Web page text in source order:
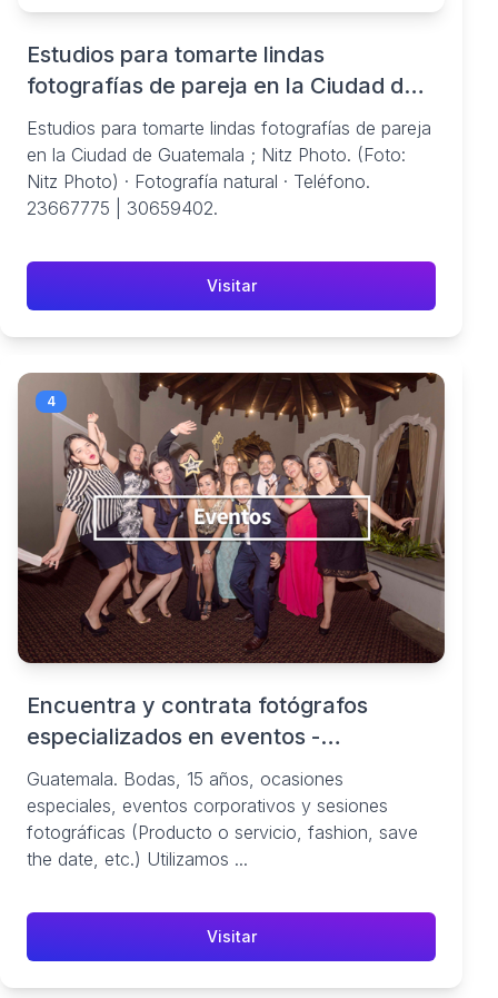
Estudios para tomarte lindas
fotografías de pareja en la Ciudad de
Guatemala
Estudios para tomarte lindas fotografías de pareja
en la Ciudad de Guatemala ; Nitz Photo. (Foto:
Nitz Photo) · Fotografía natural · Teléfono.
23667775 | 30659402.
Visitar
4
Encuentra y contrata fotógrafos
especializados en eventos -
FotoBookers.com
Guatemala. Bodas, 15 años, ocasiones
especiales, eventos corporativos y sesiones
fotográficas (Producto o servicio, fashion, save
the date, etc.) Utilizamos ...
Visitar